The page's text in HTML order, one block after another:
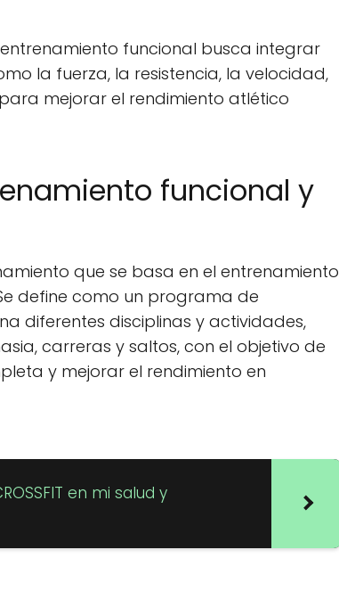
funcional busca integrar
la fuerza, la resistencia, la velocidad,
mejorar el rendimiento atlético
funcional y
que se basa en el entrenamiento
define como un programa de
diferentes disciplinas y actividades,
carreras y saltos, con el objetivo de
y mejorar el rendimiento en
en mi salud y